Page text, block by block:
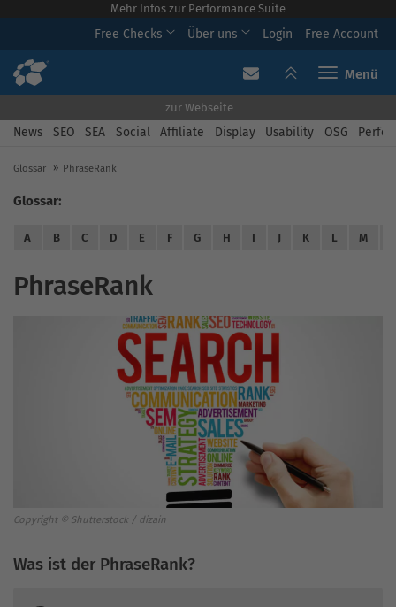
Mehr Infos zur Performance Suite
Free Checks Über uns Login Free Account
Toggle
zur Webseite
News SEO SEA Social Affiliate Display Usability OSG
Glossar PhraseRank
Glossar:
A B C D E F G H I J K L M
PhraseRank
Copyright © Shutterstock / dizain
Was ist der PhraseRank?